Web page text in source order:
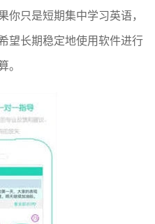
只是短期集中学习英语，
望长期稳定地使用软件进行
。